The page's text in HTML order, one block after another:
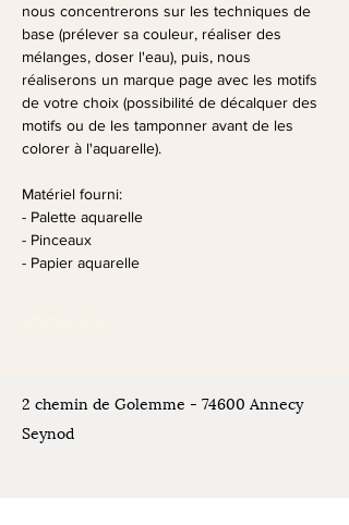
nous concentrerons sur les techniques de
base (prélever sa couleur, réaliser des
mélanges, doser l'eau), puis, nous
réaliserons un marque page avec les motifs
de votre choix (possibilité de décalquer des
motifs ou de les tamponner avant de les
colorer à l'aquarelle).
Matériel fourni:
- Palette aquarelle
- Pinceaux
- Papier aquarelle
2 chemin de Golemme - 74600 Annecy
Seynod